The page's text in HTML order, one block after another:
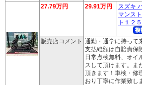
27.79万円
29.91万円
スズキ
マンス
ト１２
販売店コメント 通勤・通学に持って
支払総額は自賠責保
日常点検無料、オイ
スして頂けます。ま
頂きます！車検・修
おり丁寧に作業致し